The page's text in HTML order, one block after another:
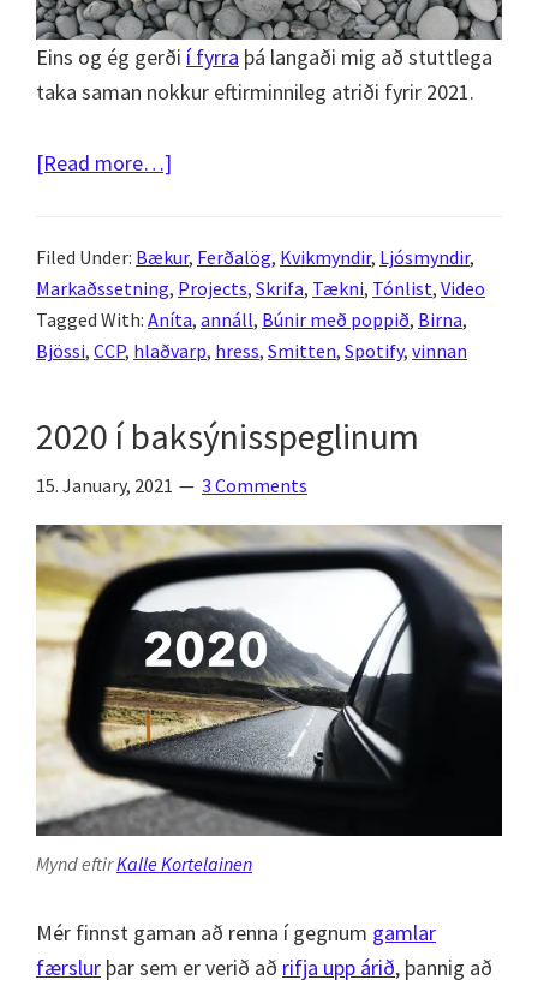
Eins og ég gerði í fyrra þá langaði mig að stuttlega
taka saman nokkur eftirminnileg atriði fyrir 2021.
[Read more…]
stiklað á
stóru
Filed Under: Bækur, Ferðalög, Kvikmyndir, Ljósmyndir,
Markaðssetning, Projects, Skrifa, Tækni, Tónlist, Video
Tagged With: Aníta, annáll, Búnir með poppið, Birna,
Bjössi, CCP, hlaðvarp, hress, Smitten, Spotify, vinnan
2020 í baksýnisspeglinum
15. January, 2021 3 Comments
Mynd eftirKalle Kortelainen
Mér finnst gaman að renna í gegnum gamlar
færslur þar sem er verið að rifja upp árið, þannig að